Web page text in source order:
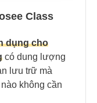
Class
dụng cho
có dung lượng
lưu trữ mà
không cần